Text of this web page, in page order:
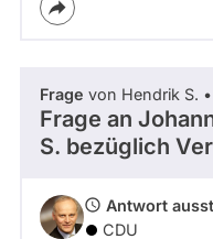
Frage von Hendrik S.
Frage an
S. bezüglich
Antwort
CDU